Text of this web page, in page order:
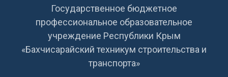
Государственное бюджетное
профессиональное образовательное
учреждение Республики Крым
«Бахчисарайский техникум строительства и
транспорта»